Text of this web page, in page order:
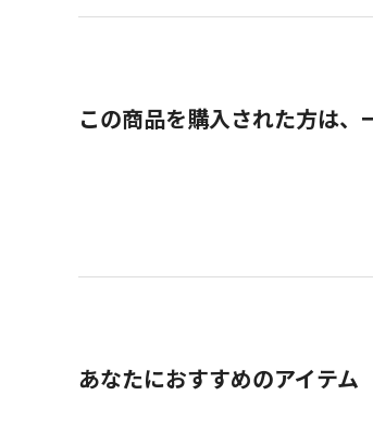
この商品を購入された方は、
あなたにおすすめのアイテム